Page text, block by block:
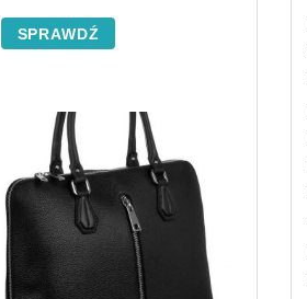
SPRAWDŹ